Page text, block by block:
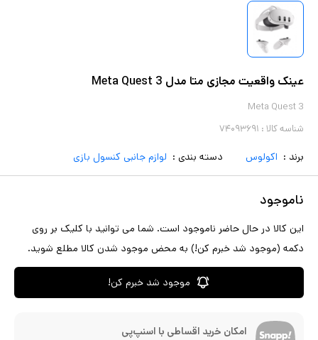
عینک واقعیت مجازی متا مدل Meta Quest 3
Meta Quest 3
شناسه کالا : ۷۴۰۹۳۶۹۱
برند : اکولوس دسته بندی : لوازم جانبی کنسول بازی
ناموجود
این کالا در حال حاضر ناموجود است. شما می توانید با کلیک بر روی
دکمه (موجود شد خبرم کن!) به محض موجود شدن کالا مطلع شوید.
موجود شد خبرم کن!
امکان خرید اقساطی با اسنپ‌پی